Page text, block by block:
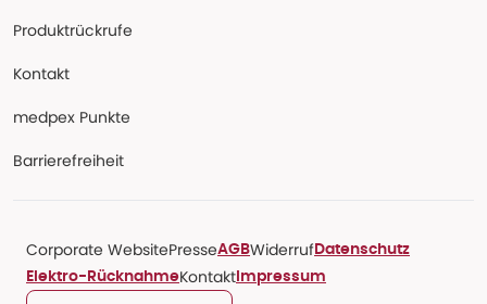
Produktrückrufe
Kontakt
medpex Punkte
Barrierefreiheit
Corporate WebsitePresseAGBWiderruf Datenschutz
Elektro-RücknahmeKontakt Impressum